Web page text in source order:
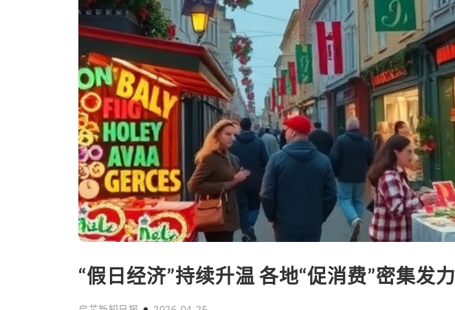
“假日经济”持续升温 各地“促消费”密集发力